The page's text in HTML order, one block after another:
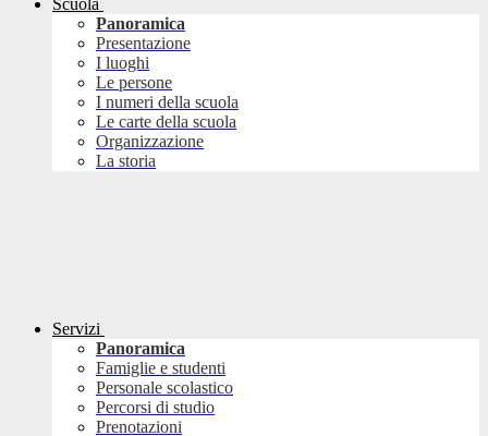
Scuola
Panoramica
Presentazione
I luoghi
Le persone
I numeri della scuola
Le carte della scuola
Organizzazione
La storia
Servizi
Panoramica
Famiglie e studenti
Personale scolastico
Percorsi di studio
Prenotazioni